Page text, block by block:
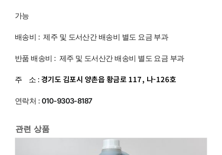
가능
배송비 : 제주 및 도서산간 배송비 별도 요금 부과
반품 배송비 : 제주 및 도서산간 배송비 별도 요금 부과
주 소 : 경기도 김포시 양촌읍 황금로 117, 나-126호
연락처 : 010-9303-8187
관련 상품